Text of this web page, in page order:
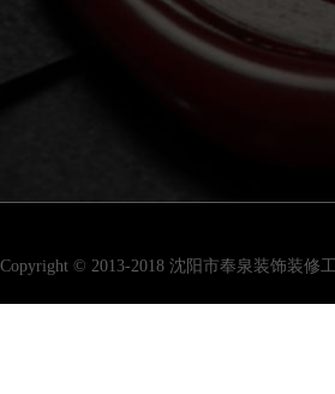
Copyright © 2013-2018 沈阳市奉泉装饰装修